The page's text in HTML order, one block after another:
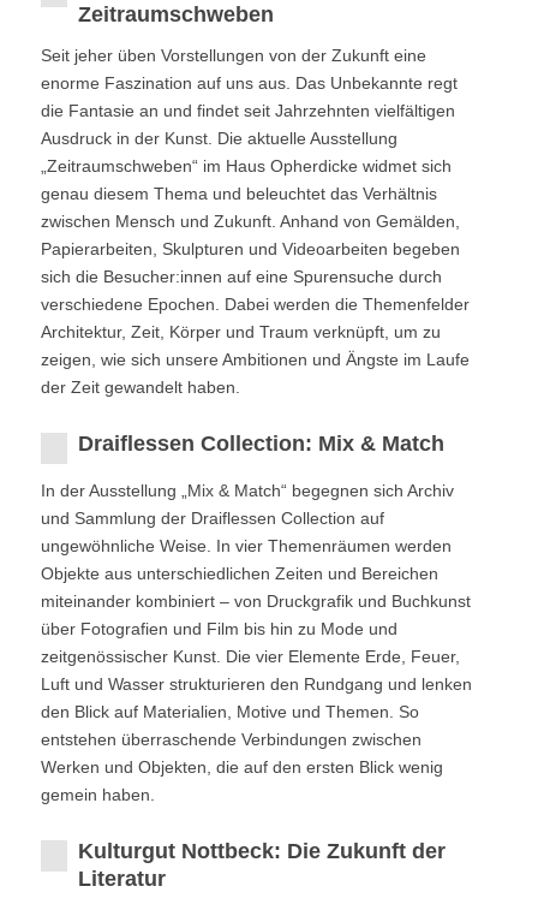
Zeitraumschweben
Seit jeher üben Vorstellungen von der Zukunft eine
enorme Faszination auf uns aus. Das Unbekannte regt
die Fantasie an und findet seit Jahrzehnten vielfältigen
Ausdruck in der Kunst. Die aktuelle Ausstellung
„Zeitraumschweben“ im Haus Opherdicke widmet sich
genau diesem Thema und beleuchtet das Verhältnis
zwischen Mensch und Zukunft. Anhand von Gemälden,
Papierarbeiten, Skulpturen und Videoarbeiten begeben
sich die Besucher:innen auf eine Spurensuche durch
verschiedene Epochen. Dabei werden die Themenfelder
Architektur, Zeit, Körper und Traum verknüpft, um zu
zeigen, wie sich unsere Ambitionen und Ängste im Laufe
der Zeit gewandelt haben.
Draiflessen Collection: Mix & Match
In der Ausstellung „Mix & Match“ begegnen sich Archiv
und Sammlung der Draiflessen Collection auf
ungewöhnliche Weise. In vier Themenräumen werden
Objekte aus unterschiedlichen Zeiten und Bereichen
miteinander kombiniert – von Druckgrafik und Buchkunst
über Fotografien und Film bis hin zu Mode und
zeitgenössischer Kunst. Die vier Elemente Erde, Feuer,
Luft und Wasser strukturieren den Rundgang und lenken
den Blick auf Materialien, Motive und Themen. So
entstehen überraschende Verbindungen zwischen
Werken und Objekten, die auf den ersten Blick wenig
gemein haben.
Kulturgut Nottbeck: Die Zukunft der
Literatur